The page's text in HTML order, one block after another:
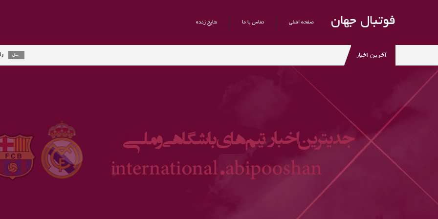
فوتبال جهان صفحه اصلی تماس با ما نتایج زنده
آخرین اخبار راموس به
ارلینگ هالند